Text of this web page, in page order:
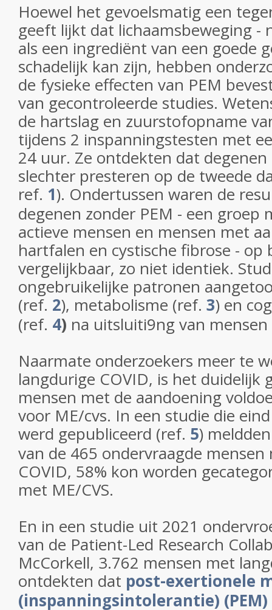
Hoewel het gevoelsmatig een
geeft lijkt dat lichaamsbeweging -
als een ingrediënt van een goede
schadelijk kan zijn, hebben
de fysieke effecten van PEM
van gecontroleerde studies.
de hartslag en zuurstofopname
tijdens 2 inspanningstesten met
24 uur. Ze ontdekten dat
slechter presteren op de tweede
ref. 1). Ondertussen waren de
degenen zonder PEM - een groep
actieve mensen en mensen met
hartfalen en cystische fibrose - op
vergelijkbaar, zo niet identiek.
ongebruikelijke patronen
(ref. 2), metabolisme (ref. 3) en
(ref. 4) na uitsluiti9ng van
Naarmate onderzoekers meer te
langdurige COVID, is het duidelijk
mensen met de aandoening
voor ME/cvs. In een studie die
werd gepubliceerd (ref. 5)
van de 465 ondervraagde
COVID, 58% kon worden
met ME/CVS.
En in een studie uit 2021
van de Patient-Led Research
McCorkell, 3.762 mensen met
ontdekten dat post-exertionele
(inspanningsintolerantie) (PEM)